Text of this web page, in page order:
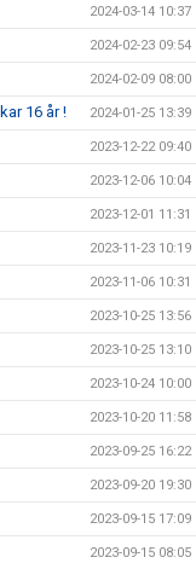
2024-03-14 10:37
2024-02-23 09:54
2024-02-09 08:00
16 år ! 2024-01-25 13:39
2023-12-22 09:40
2023-12-06 10:04
2023-12-01 11:31
2023-11-23 10:19
2023-11-06 10:31
2023-10-25 13:56
2023-10-25 13:10
2023-10-24 10:00
2023-10-20 11:58
2023-09-25 16:22
2023-09-20 19:30
2023-09-15 17:09
2023-09-15 08:05